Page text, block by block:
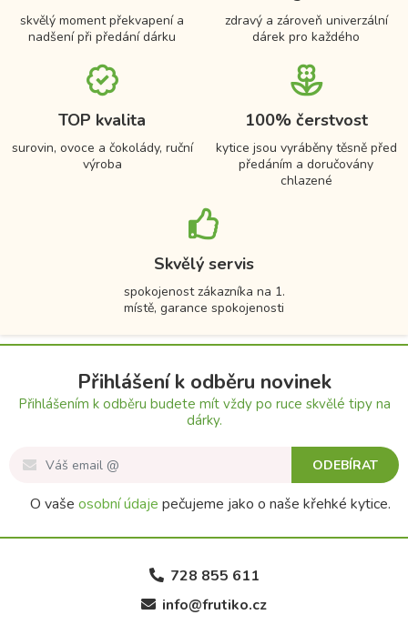
skvělý moment překvapení a
nadšení při předání dárku
zdravý a zároveň univerzální
dárek pro každého
TOP kvalita
surovin, ovoce a čokolády, ruční
výroba
100% čerstvost
kytice jsou vyráběny těsně před
předáním a doručovány
chlazené
Skvělý servis
spokojenost zákazníka na 1.
místě, garance spokojenosti
Přihlášení k odběru novinek
Přihlášením k odběru budete mít vždy po ruce skvělé tipy na
dárky.
ODEBÍRAT
O vaše osobní údaje pečujeme jako o naše křehké kytice.
728 855 611
info@frutiko.cz